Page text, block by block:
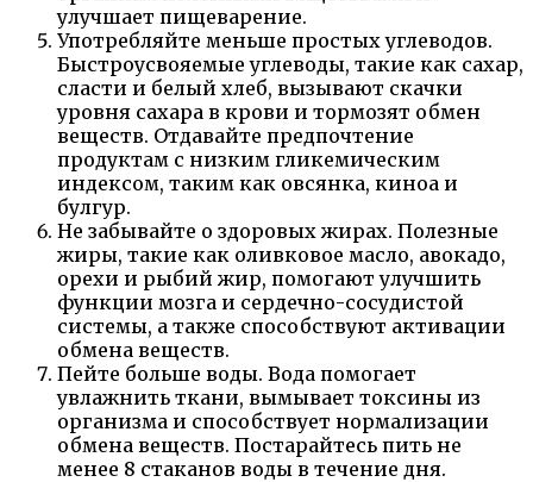
улучшает пищеварение.
Употребляйте меньше простых углеводов.
Быстроусвояемые углеводы, такие как сахар,
сласти и белый хлеб, вызывают скачки
уровня сахара в крови и тормозят обмен
веществ. Отдавайте предпочтение
продуктам с низким гликемическим
индексом, таким как овсянка, киноа и
булгур.
Не забывайте о здоровых жирах. Полезные
жиры, такие как оливковое масло, авокадо,
орехи и рыбий жир, помогают улучшить
функции мозга и сердечно-сосудистой
системы, а также способствуют активации
обмена веществ.
Пейте больше воды. Вода помогает
увлажнить ткани, вымывает токсины из
организма и способствует нормализации
обмена веществ. Постарайтесь пить не
менее 8 стаканов воды в течение дня.